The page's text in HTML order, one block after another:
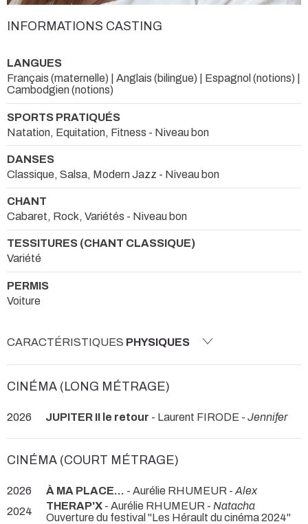
INFORMATIONS CASTING
LANGUES
Français (maternelle) | Anglais (bilingue) | Espagnol (notions) |
Cambodgien (notions)
SPORTS PRATIQUÉS
Natation, Equitation, Fitness - Niveau bon
DANSES
Classique, Salsa, Modern Jazz - Niveau bon
CHANT
Cabaret, Rock, Variétés - Niveau bon
TESSITURES (CHANT CLASSIQUE)
Variété
PERMIS
Voiture
CARACTÉRISTIQUES PHYSIQUES
CINÉMA (LONG MÉTRAGE)
2026 JUPITER II le retour - Laurent FIRODE - Jennifer
CINÉMA (COURT MÉTRAGE)
2026 À MA PLACE... - Aurélie RHUMEUR - Alex
2024
THERAP'X - Aurélie RHUMEUR - Natacha
Ouverture du festival "Les Hérault du cinéma 2024"